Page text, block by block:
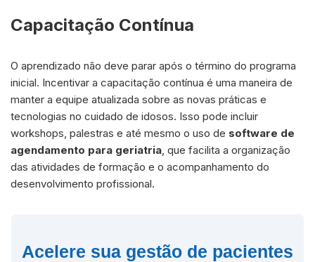
Capacitação Contínua
O aprendizado não deve parar após o término do programa
inicial. Incentivar a capacitação contínua é uma maneira de
manter a equipe atualizada sobre as novas práticas e
tecnologias no cuidado de idosos. Isso pode incluir
workshops, palestras e até mesmo o uso de software de
agendamento para geriatria, que facilita a organização
das atividades de formação e o acompanhamento do
desenvolvimento profissional.
Acelere sua gestão de pacientes